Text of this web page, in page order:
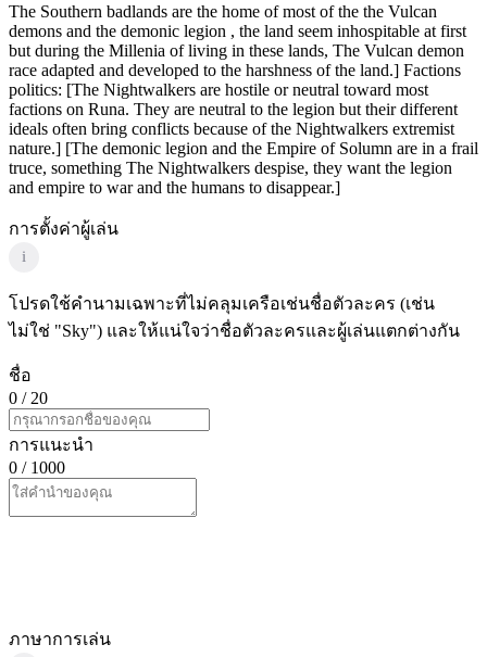
The Southern badlands are the home of most of the the Vulcan
demons and the demonic legion , the land seem inhospitable at first
but during the Millenia of living in these lands, The Vulcan demon
race adapted and developed to the harshness of the land.] Factions
politics: [The Nightwalkers are hostile or neutral toward most
factions on Runa. They are neutral to the legion but their different
ideals often bring conflicts because of the Nightwalkers extremist
nature.] [The demonic legion and the Empire of Solumn are in a frail
truce, something The Nightwalkers despise, they want the legion
and empire to war and the humans to disappear.]
การตั้งค่าผู้เล่น
i
โปรดใช้คำนามเฉพาะที่ไม่คลุมเครือเช่นชื่อตัวละคร (เช่น
ไม่ใช่ "Sky") และให้แน่ใจว่าชื่อตัวละครและผู้เล่นแตกต่างกัน
ชื่อ
0 / 20
การแนะนำ
0 / 1000
ภาษาการเล่น